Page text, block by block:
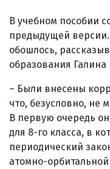
В учебном пособии
предыдущей
обошлось,
образования Галина
– Были внесены
что, безусловно, не
В первую очередь
для 8-го класса, в
периодический
атомно-